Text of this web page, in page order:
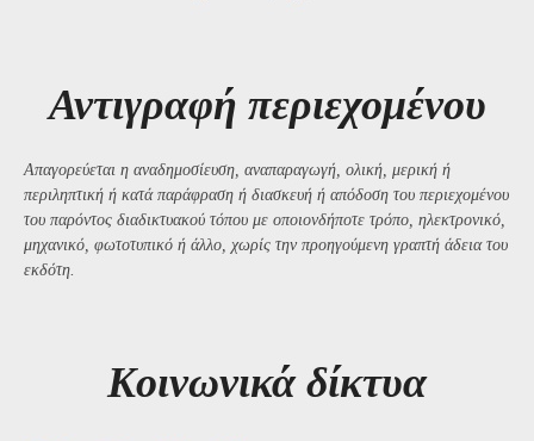
Αντιγραφή περιεχομένου
Απαγορεύεται η αναδημοσίευση, αναπαραγωγή, ολική, μερική ή
περιληπτική ή κατά παράφραση ή διασκευή ή απόδοση του περιεχομένου
του παρόντος διαδικτυακού τόπου με οποιονδήποτε τρόπο, ηλεκτρονικό,
μηχανικό, φωτοτυπικό ή άλλο, χωρίς την προηγούμενη γραπτή άδεια του
εκδότη.
Kοινωνικά δίκτυα